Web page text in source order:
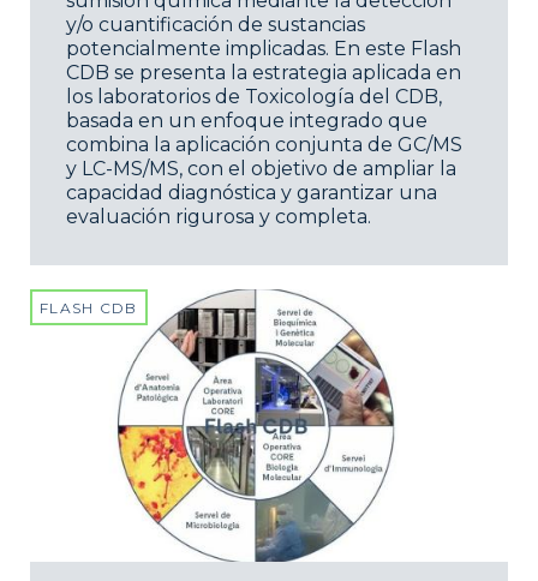
y/o cuantificación de sustancias
potencialmente implicadas. En este Flash
CDB se presenta la estrategia aplicada en
los laboratorios de Toxicología del CDB,
basada en un enfoque integrado que
combina la aplicación conjunta de GC/MS
y LC-MS/MS, con el objetivo de ampliar la
capacidad diagnóstica y garantizar una
evaluación rigurosa y completa.
FLASH CDB